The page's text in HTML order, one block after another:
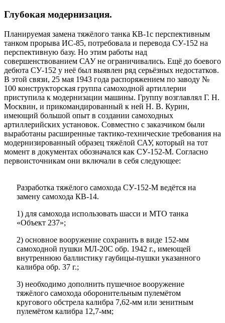
Глубокая модернизация.
Планируемая замена тяжёлого танка КВ-1с перспективным
танком прорыва ИС-85, потребовала и перевода СУ-152 на
перспективную базу. Но этим работы над
совершенствованием САУ не ограничивались. Ещё до боевого
дебюта СУ-152 у неё был выявлен ряд серьёзных недостатков.
В этой связи, 25 мая 1943 года распоряжением по заводу №
100 конструкторская группа самоходной артиллерии
приступила к модернизации машины. Группу возглавлял Г. Н.
Москвин, и прикомандированный к ней Н. В. Курин,
имеющий большой опыт в создании самоходных
артиллерийских установок. Совместно с заказчиком были
выработаны расширенные тактико-технические требования на
модернизированный образец тяжёлой САУ, который на тот
момент в документах обозначался как СУ-152-М. Согласно
первоисточникам они включали в себя следующее:
Разработка тяжёлого самохода СУ-152-М ведётся на
замену самохода КВ-14.
1) для самохода использовать шасси и МТО танка
«Объект 237»;
2) основное вооружение сохранить в виде 152-мм
самоходной пушки МЛ-20С обр. 1942 г., имеющей
внутреннюю баллистику гаубицы-пушки указанного
калибра обр. 37 г.;
3) необходимо дополнить пушечное вооружение
тяжёлого самохода оборонительным пулемётом
кругового обстрела калибра 7,62-мм или зенитным
пулемётом калибра 12,7-мм;